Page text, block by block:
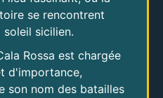
se rencontrent
soleil sicilien.
Rossa est chargée
d'importance,
son nom des batailles